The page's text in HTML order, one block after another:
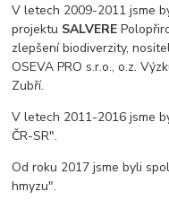
V letech 2009-2011 jsme
projektu SALVERE
zlepšení biodiverzity,
OSEVA PRO s.r.o., o.z.
Zubří.
V letech 2011-2016 jsme
ČR-SR".
Od roku 2017 jsme byli
hmyzu".